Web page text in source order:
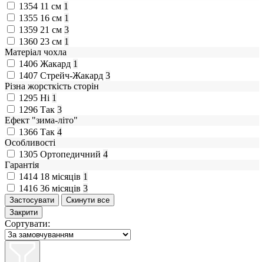
1354 11 см 1
1355 16 см 1
1359 21 см 3
1360 23 см 1
Матеріал чохла
1406 Жакард 1
1407 Стрейч-Жакард 3
Різна жорсткість сторін
1295 Ні 1
1296 Так 3
Ефект "зима-літо"
1366 Так 4
Особливості
1305 Ортопедичний 4
Гарантія
1414 18 місяців 1
1416 36 місяців 3
Закрити
Сортувати: